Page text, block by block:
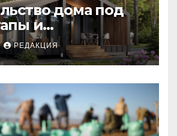
дома под
и
бюджета
РЕДАКЦИЯ